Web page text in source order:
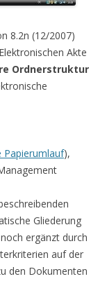
8.2n (12/2007)
Akte
Ordnerstruktur
Papierumlauf),
Gliederung
ergänzt durch
auf der
den Dokumenten